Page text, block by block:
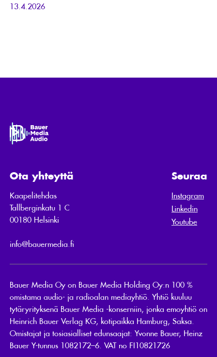
13.4.2026
Ota yhteyttä
Kaapelitehdas
Tallberginkatu 1 C
00180 Helsinki
info@bauermedia.fi
Seuraa
Instagram
Linkedin
Youtube
Bauer Media Oy on Bauer Media Holding Oy:n 100 %
omistama audio- ja radioalan mediayhtiö. Yhtiö kuuluu
tytäryrityksenä Bauer Media -konserniin, jonka emoyhtiö on
Heinrich Bauer Verlag KG, kotipaikka Hamburg, Saksa.
Omistajat ja tosiasialliset edunsaajat: Yvonne Bauer, Heinz
Bauer Y-tunnus 1082172–6. VAT no FI10821726